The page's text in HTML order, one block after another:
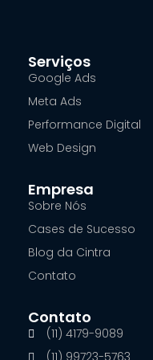
Serviços
Google Ads
Meta Ads
Performance Digital
Web Design
Empresa
Sobre Nós
Cases de Sucesso
Blog da Cintra
Contato
Contato
(11) 4179-9089